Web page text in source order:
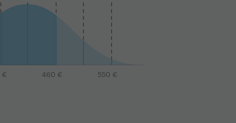
€ 460 € 550 €